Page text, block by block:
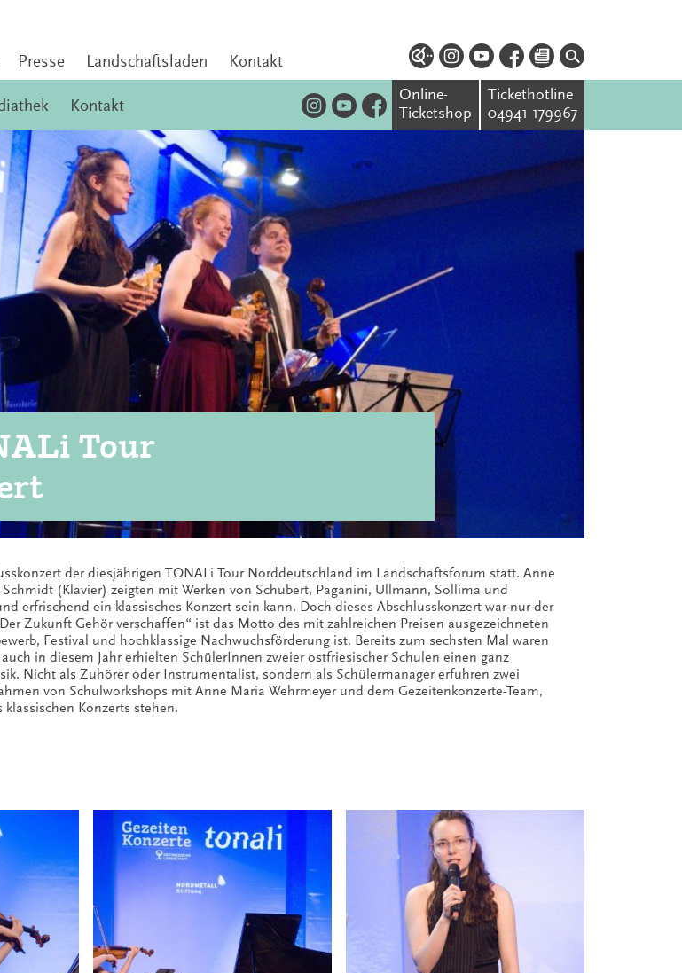
Presse Landschaftsladen Kontakt
Kontakt
Online-
Ticketshop
Tickethotline
04941 179967
Tour
der diesjährigen TONALi Tour Norddeutschland im Landschaftsforum statt. Anne
(Klavier) zeigten mit Werken von Schubert, Paganini, Ullmann, Sollima und
erfrischend ein klassisches Konzert sein kann. Doch dieses Abschlusskonzert war nur der
Zukunft Gehör verschaffen“ ist das Motto des mit zahlreichen Preisen ausgezeichneten
Festival und hochklassige Nachwuchsförderung ist. Bereits zum sechsten Mal waren
in diesem Jahr erhielten SchülerInnen zweier ostfriesischer Schulen einen ganz
Nicht als Zuhörer oder Instrumentalist, sondern als Schülermanager erfuhren zwei
von Schulworkshops mit Anne Maria Wehrmeyer und dem Gezeitenkonzerte-Team,
Konzerts stehen.